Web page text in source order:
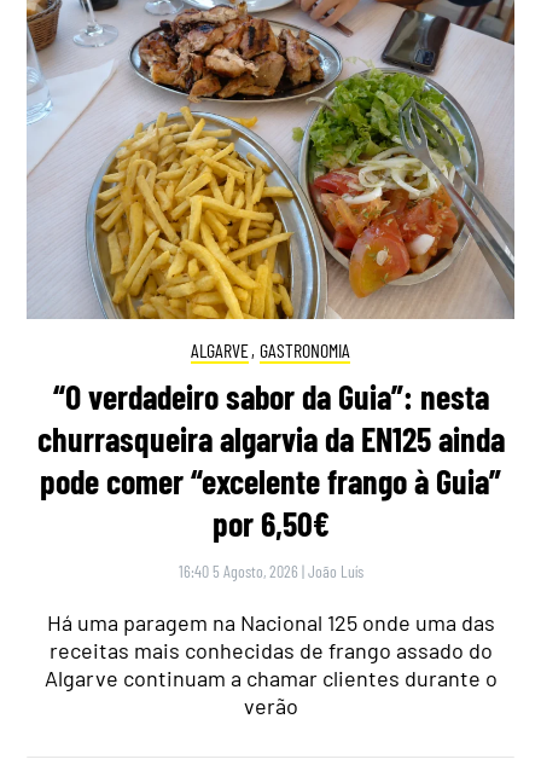
ALGARVE, GASTRONOMIA
“O verdadeiro sabor da Guia”: nesta
churrasqueira algarvia da EN125 ainda
pode comer “excelente frango à Guia”
por 6,50€
16:40 5 Agosto, 2026 |João Luís
Há uma paragem na Nacional 125 onde uma das
receitas mais conhecidas de frango assado do
Algarve continuam a chamar clientes durante o
verão